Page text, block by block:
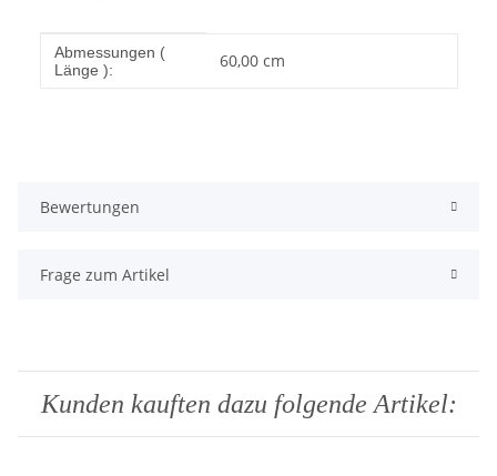
Produkteigenschaft
Wert
Abmessungen (
Länge ):
60,00 cm
Bewertungen
Frage zum Artikel
Kunden kauften dazu folgende Artikel: